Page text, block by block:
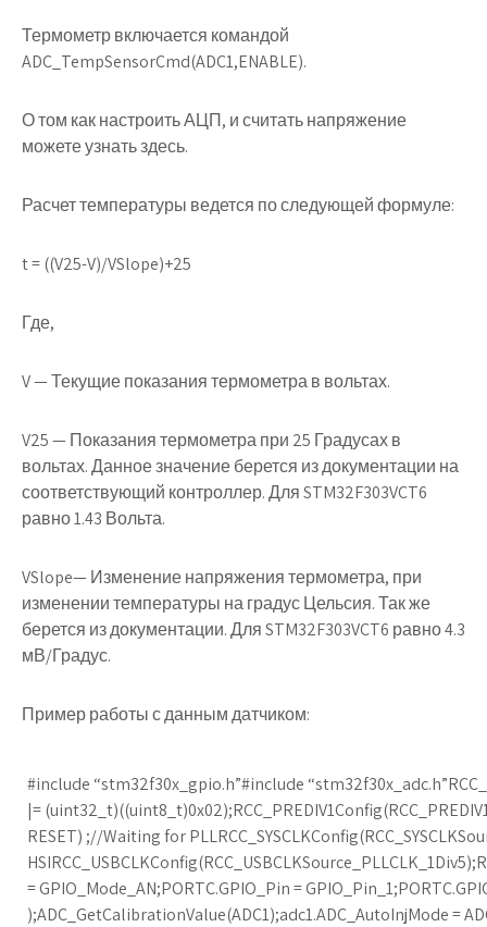
Термометр включается командой
ADC_TempSensorCmd(ADC1,ENABLE).
О том как настроить АЦП, и считать напряжение
можете узнать здесь.
Расчет температуры ведется по следующей формуле:
t = ((V25-V)/VSlope)+25
Где,
V — Текущие показания термометра в вольтах.
V25 — Показания термометра при 25 Градусах в
вольтах. Данное значение берется из документации на
соответствующий контроллер. Для STM32F303VCT6
равно 1.43 Вольта.
VSlope— Изменение напряжения термометра, при
изменении температуры на градус Цельсия. Так же
берется из документации. Для STM32F303VCT6 равно 4.3
мВ/Градус.
Пример работы с данным датчиком:
#include “stm32f30x_gpio.h”#include
|=
RESET) ;//Waiting for
= GPIO_Mode_AN;PORTC.GPIO_Pin =
);ADC_GetCalibrationValue(ADC1);adc1.ADC_AutoInjMode =